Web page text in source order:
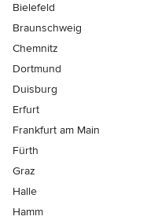
Bielefeld
Braunschweig
Chemnitz
Dortmund
Duisburg
Erfurt
Frankfurt am Main
Fürth
Graz
Halle
Hamm